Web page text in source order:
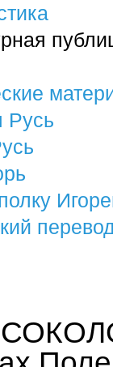
Русь